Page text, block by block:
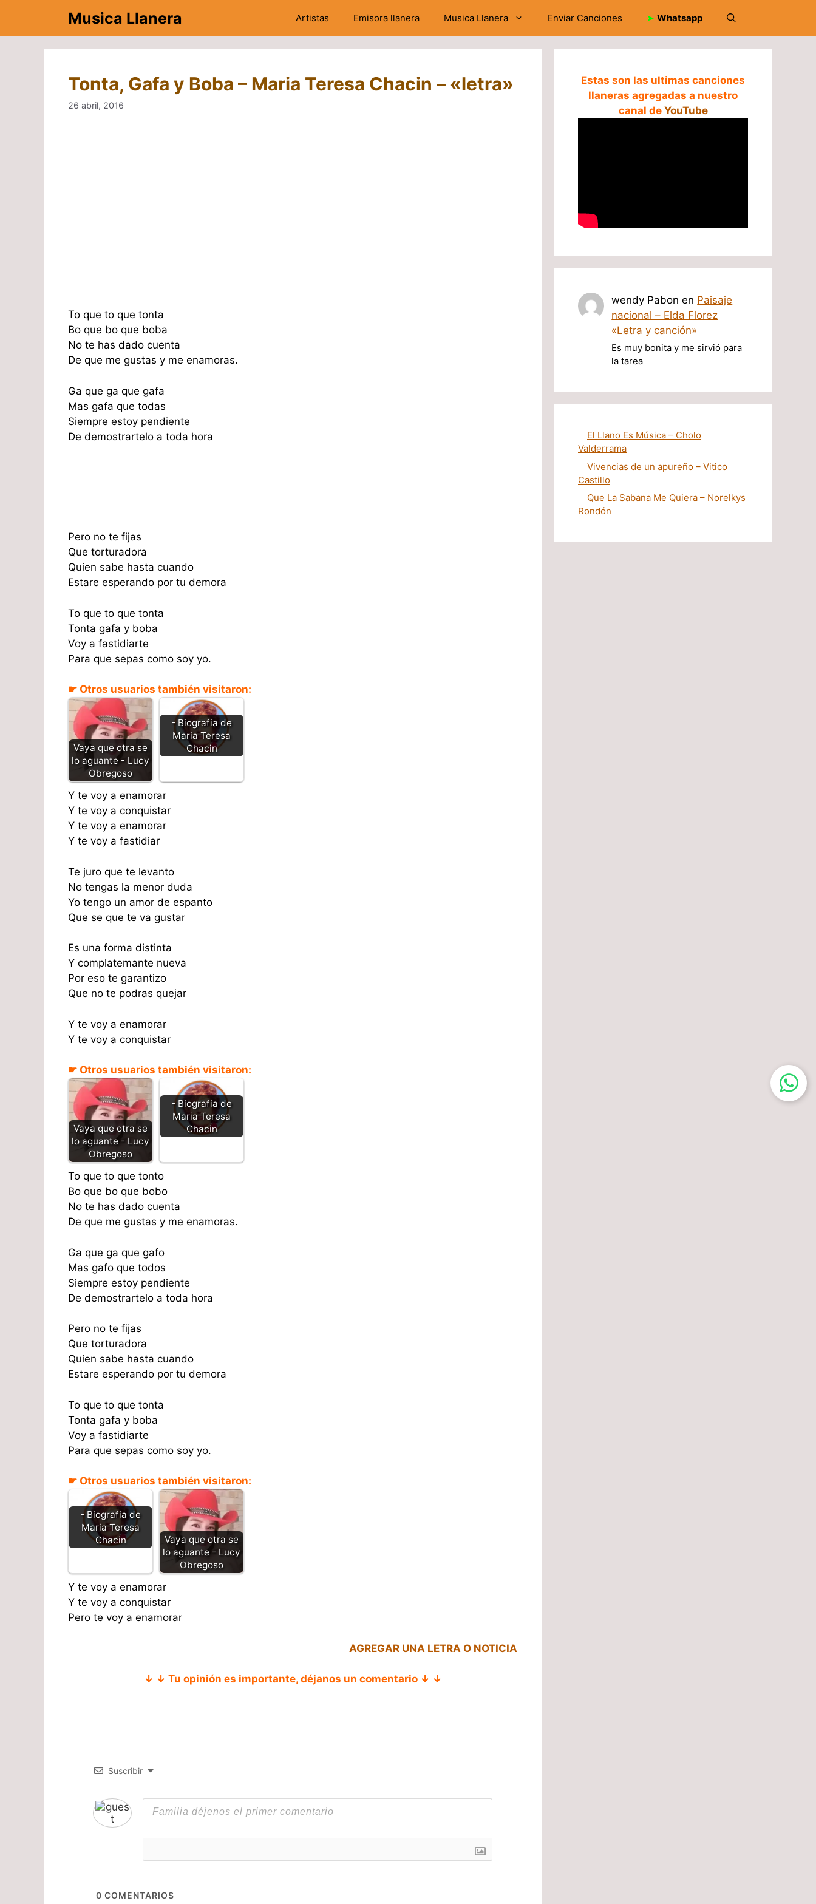
contenido
Musica Llanera Artistas Emisora llanera Musica Llanera Enviar Canciones ➤ Whatsapp
Tonta, Gafa y Boba – Maria Teresa Chacin – «letra»
26 abril, 2016
To que to que tonta
Bo que bo que boba
No te has dado cuenta
De que me gustas y me enamoras.
Ga que ga que gafa
Mas gafa que todas
Siempre estoy pendiente
De demostrartelo a toda hora
Pero no te fijas
Que torturadora
Quien sabe hasta cuando
Estare esperando por tu demora
To que to que tonta
Tonta gafa y boba
Voy a fastidiarte
Para que sepas como soy yo.
☛ Otros usuarios también visitaron:
Vaya que otra se
lo aguante - Lucy
Obregoso
- Biografia de
Maria Teresa
Chacin
Y te voy a enamorar
Y te voy a conquistar
Y te voy a enamorar
Y te voy a fastidiar
Te juro que te levanto
No tengas la menor duda
Yo tengo un amor de espanto
Que se que te va gustar
Es una forma distinta
Y complatemante nueva
Por eso te garantizo
Que no te podras quejar
Y te voy a enamorar
Y te voy a conquistar
☛ Otros usuarios también visitaron:
Vaya que otra se
lo aguante - Lucy
Obregoso
- Biografia de
Maria Teresa
Chacin
To que to que tonto
Bo que bo que bobo
No te has dado cuenta
De que me gustas y me enamoras.
Ga que ga que gafo
Mas gafo que todos
Siempre estoy pendiente
De demostrartelo a toda hora
Pero no te fijas
Que torturadora
Quien sabe hasta cuando
Estare esperando por tu demora
To que to que tonta
Tonta gafa y boba
Voy a fastidiarte
Para que sepas como soy yo.
☛ Otros usuarios también visitaron:
- Biografia de
Maria Teresa
Chacin
Vaya que otra se
lo aguante - Lucy
Obregoso
Y te voy a enamorar
Y te voy a conquistar
Pero te voy a enamorar
AGREGAR UNA LETRA O NOTICIA
↓ ↓ Tu opinión es importante, déjanos un comentario ↓ ↓
Suscribir
0 COMENTARIOS
Estas son las ultimas canciones
llaneras agregadas a nuestro
canal de YouTube
wendy Pabon en Paisaje
nacional – Elda Florez
«Letra y canción»
Es muy bonita y me sirvió para
la tarea
El Llano Es Música – Cholo
Valderrama
Vivencias de un apureño – Vitico
Castillo
Que La Sabana Me Quiera – Norelkys
Rondón